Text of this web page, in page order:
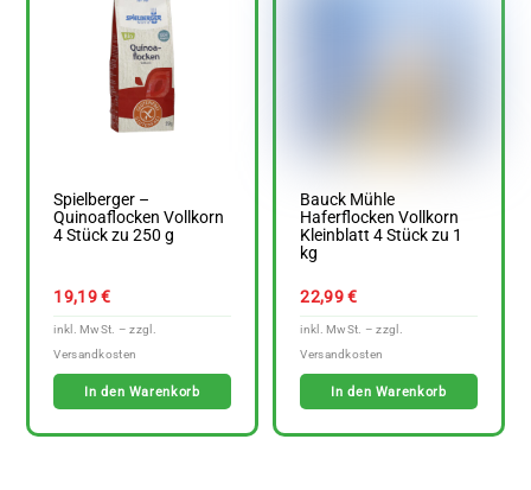
Spielberger –
Quinoaflocken Vollkorn
4 Stück zu 250 g
19,19€
In den Warenkorb
Bauck Mühle
Haferflocken Vollkorn
Kleinblatt 4 Stück zu 1
kg
22,99€
In den Warenkorb